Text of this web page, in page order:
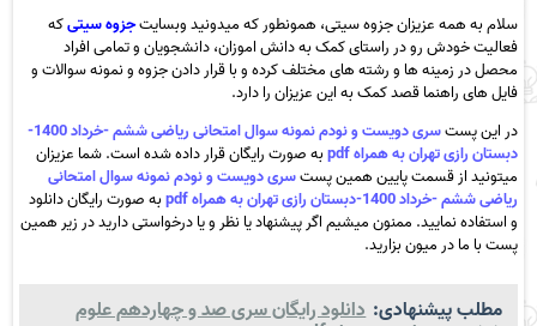
سلام به همه عزیزان جزوه سیتی، همونطور که میدونید وبسایتجزوه سیتیکه
فعالیت خودش رو در راستای کمک به دانش اموزان، دانشجویان و تمامی افراد
محصل در زمینه ها و رشته های مختلف کرده و با قرار دادن جزوه و نمونه سوالات و
فایل های راهنما قصد کمک به این عزیزان را دارد.
در این پست
سری دویست و نودم نمونه سوال امتحانی ریاضی ششم -خرداد 1400-
دبستان رازی تهران به همراه pdf
به صورت رایگان قرار داده شده است. شما عزیزان
میتونید از قسمت پایین همین پستسری دویست و نودم نمونه سوال امتحانی
ریاضی ششم -خرداد 1400-دبستان رازی تهران به همراه pdf
به صورت رایگان دانلود
و استفاده نمایید. ممنون میشیم اگر پیشنهاد یا نظر و یا درخواستی دارید در زیر همین
پست با ما در میون بزارید.
مطلب پیشنهادی: دانلود رایگان سری صد و چهاردهم علوم